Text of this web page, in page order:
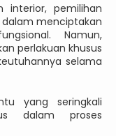
interior, pemilihan
menciptakan
Namun,
perlakuan khusus
selama
yang seringkali
dalam proses